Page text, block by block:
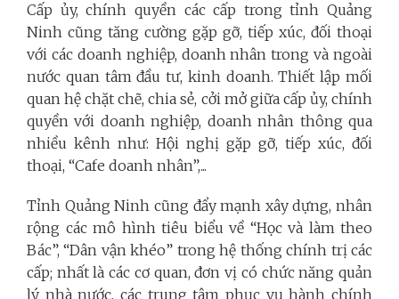
Cấp ủy, chính quyền các cấp trong tỉnh Quảng
Ninh cũng tăng cường gặp gỡ, tiếp xúc, đối thoại
với các doanh nghiệp, doanh nhân trong và ngoài
nước quan tâm đầu tư, kinh doanh. Thiết lập mối
quan hệ chặt chẽ, chia sẻ, cởi mở giữa cấp ủy, chính
quyền với doanh nghiệp, doanh nhân thông qua
nhiều kênh như: Hội nghị gặp gỡ, tiếp xúc, đối
thoại, “Cafe doanh nhân”,...
Tỉnh Quảng Ninh cũng đẩy mạnh xây dựng, nhân
rộng các mô hình tiêu biểu về “Học và làm theo
Bác”, “Dân vận khéo” trong hệ thống chính trị các
cấp; nhất là các cơ quan, đơn vị có chức năng quản
lý nhà nước, các trung tâm phục vụ hành chính